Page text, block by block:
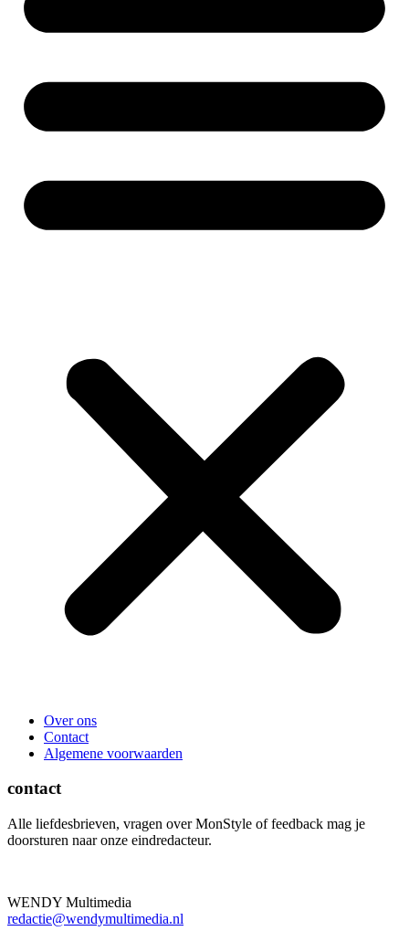
Over ons
Contact
Algemene voorwaarden
contact
Alle liefdesbrieven, vragen over MonStyle of feedback mag je
doorsturen naar onze eindredacteur.
WENDY Multimedia
redactie@wendymultimedia.nl